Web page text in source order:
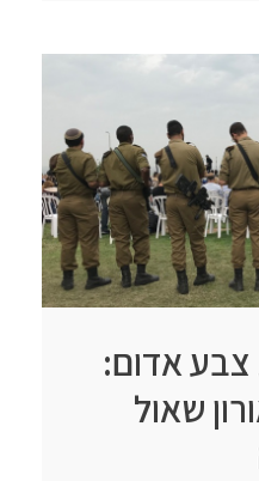
אדום:
שאול